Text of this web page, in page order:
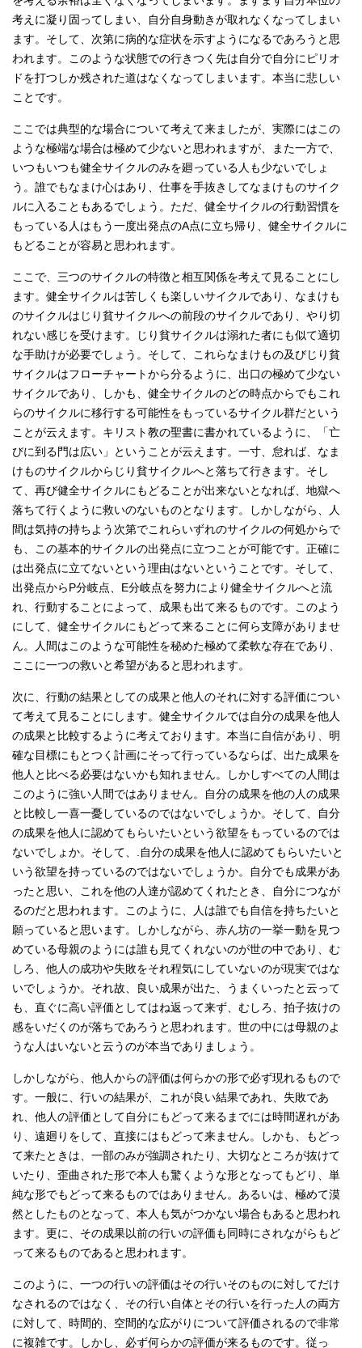
考えに凝り固ってしまい、自分自身動きが取れなくなってしまい
ます。そして、次第に病的な症状を示すようになるであろうと思
われます。このような状態での行きつく先は自分で自分にピリオ
ドを打つしか残された道はなくなってしまいます。本当に悲しい
ことです。
ここでは典型的な場合について考えて来ましたが、実際にはこの
ような極端な場合は極めて少ないと思われますが、また一方で、
いつもいつも健全サイクルのみを廻っている人も少ないでしょ
う。誰でもなまけ心はあり、仕事を手抜きしてなまけものサイク
ルに入ることもあるでしょう。ただ、健全サイクルの行動習慣を
もっている人はもう一度出発点のA点に立ち帰り、健全サイクルに
もどることが容易と思われます。
ここで、三つのサイクルの特徴と相互関係を考えて見ることにし
ます。健全サイクルは苦しくも楽しいサイクルであり、なまけも
のサイクルはじり貧サイクルへの前段のサイクルであり、やり切
れない感じを受けます。じり貧サイクルは溺れた者にも似て適切
な手助けが必要でしょう。そして、これらなまけもの及びじり貧
サイクルはフローチャートから分るように、出口の極めて少ない
サイクルであり、しかも、健全サイクルのどの時点からでもこれ
らのサイクルに移行する可能性をもっているサイクル群だという
ことが云えます。キリスト教の聖書に書かれているように、「亡
びに到る門は広い」ということが云えます。一寸、怠れば、なま
けものサイクルからじり貧サイクルへと落ちて行きます。そし
て、再び健全サイクルにもどることが出来ないとなれば、地獄へ
落ちて行くように救いのないものとなります。しかしながら、人
間は気持の持ちよう次第でこれらいずれのサイクルの何処からで
も、この基本的サイクルの出発点に立つことが可能です。正確に
は出発点に立てないという理由はないということです。そして、
出発点からP分岐点、E分岐点を努力により健全サイクルへと流
れ、行動することによって、成果も出て来るものです。このよう
にして、健全サイクルにもどって来ることに何ら支障がありませ
ん。人間はこのような可能性を秘めた極めて柔軟な存在であり、
ここに一つの救いと希望があると思われます。
次に、行動の結果としての成果と他人のそれに対する評価につい
て考えて見ることにします。健全サイクルでは自分の成果を他人
の成果と比較するように考えております。本当に自信があり、明
確な目標にもとつく計画にそって行っているならば、出た成果を
他人と比べる必要はないかも知れません。しかしすべての人間は
このように強い人間ではありません。自分の成果を他の人の成果
と比較し一喜一憂しているのではないでしょうか。そして、自分
の成果を他人に認めてもらいたいという欲望をもっているのでは
ないでしょか。そして、.自分の成果を他人に認めてもらいたいと
いう欲望を持っているのではないでしょうか。自分でも成果があ
ったと思い、これを他の人達が認めてくれたとき、自分につなが
るのだと思われます。このように、人は誰でも自信を持ちたいと
願っていると思います。しかしながら、赤ん坊の一挙一動を見つ
めている母親のようには誰も見てくれないのが世の中であり、む
しろ、他人の成功や失敗をそれ程気にしていないのが現実ではな
いでしょうか。それ故、良い成果が出た、うまくいったと云って
も、直ぐに高い評価としてはね返って来ず、むしろ、拍子抜けの
感をいだくのが落ちであろうと思われます。世の中には母親のよ
うな人はいないと云うのが本当でありましょう。
しかしながら、他人からの評価は何らかの形で必ず現れるもので
す。一般に、行いの結果が、これが良い結果であれ、失敗であ
れ、他人の評価として自分にもどって来るまでには時間遅れがあ
り、遠廻りをして、直接にはもどって来ません。しかも、もどっ
て来たときは、一部のみが強調されたり、大切なところが抜けて
いたり、歪曲された形で本人も驚くような形となってもどり、単
純な形でもどって来るものではありません。あるいは、極めて漠
然としたものとなって、本人も気がつかない場合もあると思われ
ます。更に、その成果以前の行いの評価も同時にされながらもど
って来るものであると思われます。
このように、一つの行いの評価はその行いそのものに対してだけ
なされるのではなく、その行い自体とその行いを行った人の両方
に対して、時間的、空間的な広がりについて評価されるので非常
に複雑です。しかし、必ず何らかの評価が来るものです。従っ